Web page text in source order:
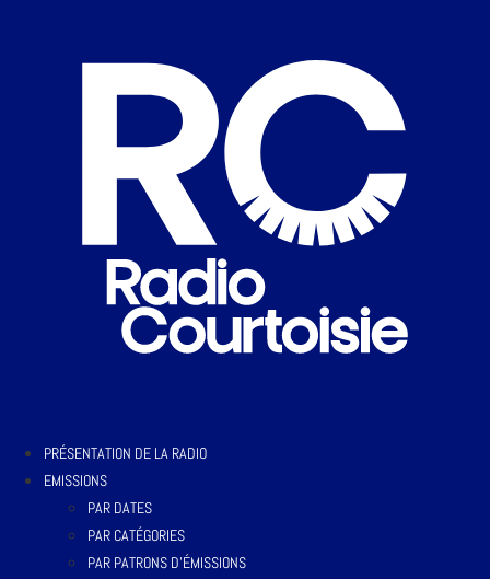
PRÉSENTATION DE LA RADIO
EMISSIONS
PAR DATES
PAR CATÉGORIES
PAR PATRONS D’ÉMISSIONS